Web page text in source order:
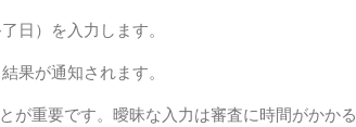
日）を入力します。
果が通知されます。
が重要です。曖昧な入力は審査に時間がかかる